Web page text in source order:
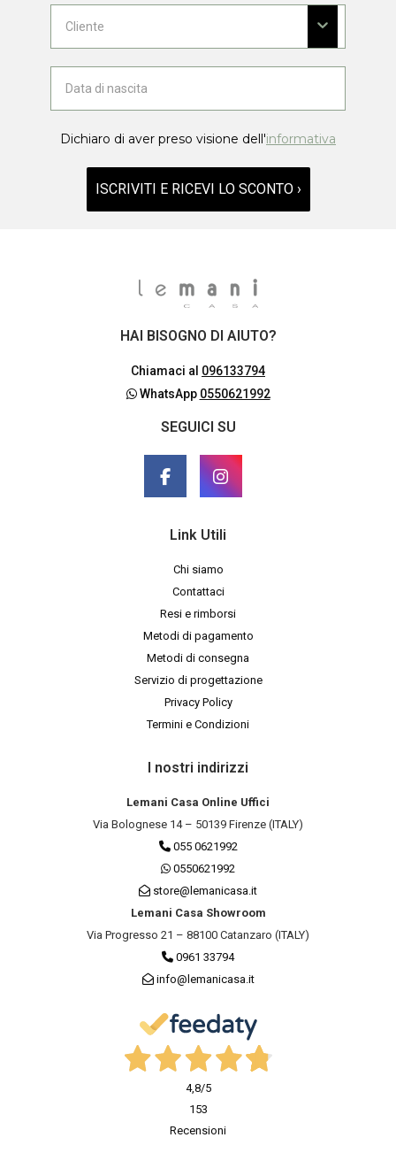
Dichiaro di aver preso visione dell'informativa
ISCRIVITI E RICEVI LO SCONTO ›
HAI BISOGNO DI AIUTO?
Chiamaci al 096133794
WhatsApp 0550621992
SEGUICI SU
Link Utili
Chi siamo
Contattaci
Resi e rimborsi
Metodi di pagamento
Metodi di consegna
Servizio di progettazione
Privacy Policy
Termini e Condizioni
I nostri indirizzi
Lemani Casa Online Uffici
Via Bolognese 14 – 50139 Firenze (ITALY)
055 0621992
0550621992
store@lemanicasa.it
Lemani Casa Showroom
Via Progresso 21 – 88100 Catanzaro (ITALY)
0961 33794
info@lemanicasa.it
4,8/5
153
Recensioni